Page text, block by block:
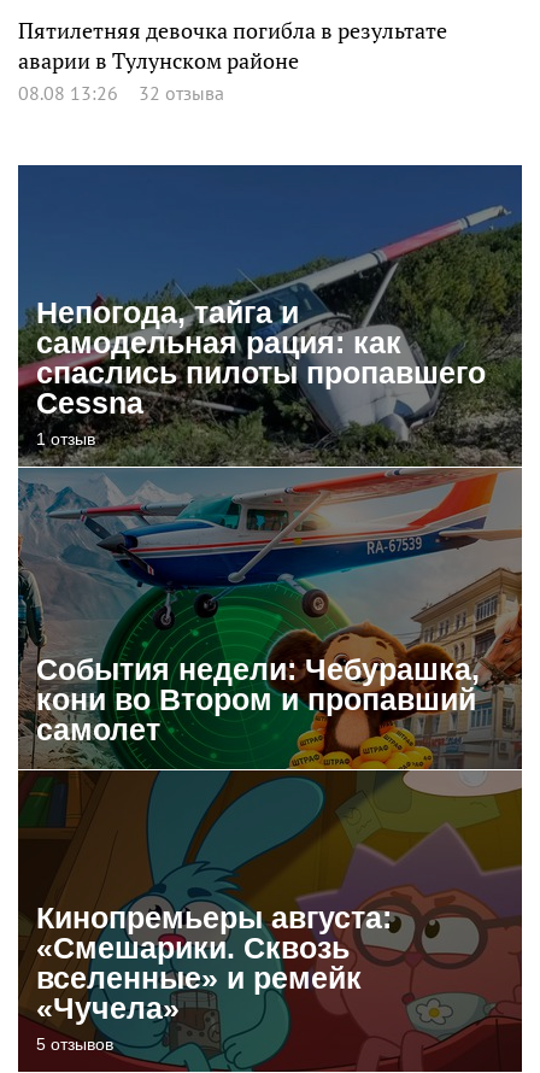
Пятилетняя девочка погибла в результате
аварии в Тулунском районе
08.08 13:26 32 отзыва
Непогода, тайга и
самодельная рация: как
спаслись пилоты пропавшего
Cessna
1 отзыв
События недели: Чебурашка,
кони во Втором и пропавший
самолет
Кинопремьеры августа:
«Смешарики. Сквозь
вселенные» и ремейк
«Чучела»
5 отзывов